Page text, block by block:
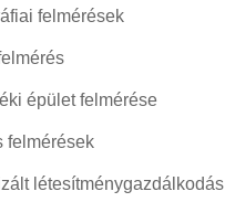
felmérések
épület felmérése
felmérések
létesítménygazdálkodás